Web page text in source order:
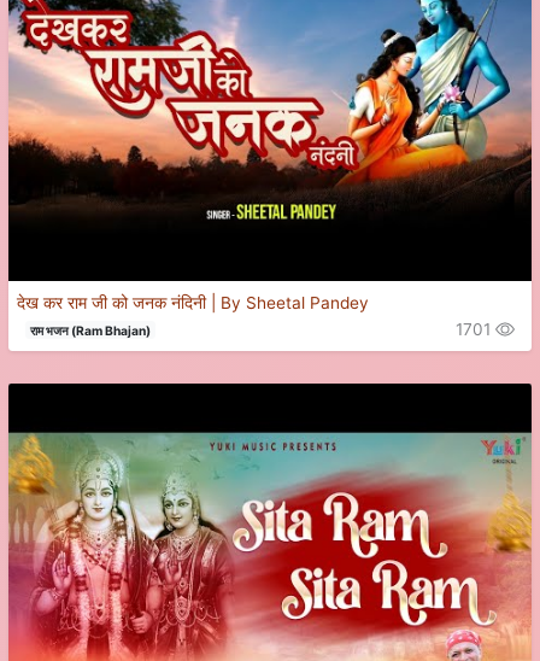
देख कर राम जी को जनक नंदिनी | By Sheetal Pandey
राम भजन (Ram Bhajan) 1701